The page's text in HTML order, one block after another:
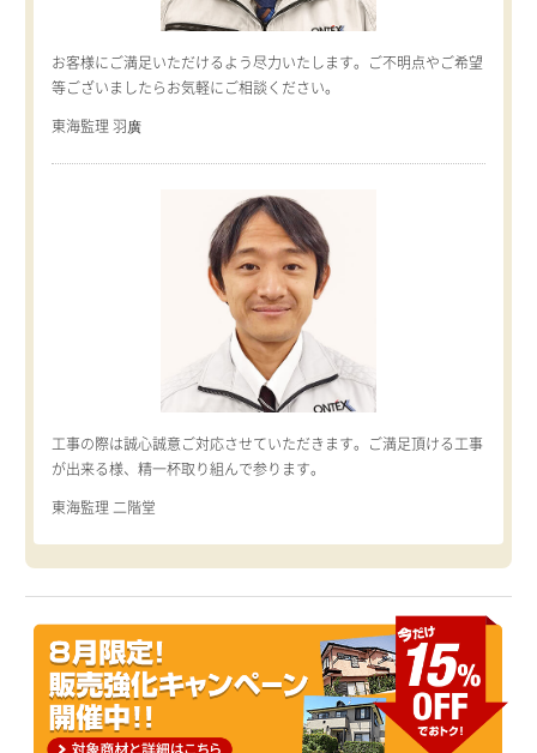
お客様にご満足いただけるよう尽力いたします。ご不明点やご希望
等ございましたらお気軽にご相談ください。
東海監理 羽廣
工事の際は誠心誠意ご対応させていただきます。ご満足頂ける工事
が出来る様、精一杯取り組んで参ります。
東海監理 二階堂